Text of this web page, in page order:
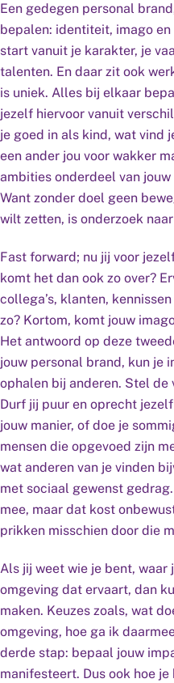
Een gedegen personal
bepalen: identiteit, imago
start vanuit je karakter, je
talenten. En daar zit ook
is uniek. Alles bij elkaar
jezelf hiervoor vanuit
je goed in als kind, wat vind
een ander jou voor wakker
ambities onderdeel van
Want zonder doel geen
wilt zetten, is onderzoek
Fast forward; nu jij voor
komt het dan ook zo over?
collega’s, klanten,
zo? Kortom, komt jouw
Het antwoord op deze
jouw personal brand, kun je
ophalen bij anderen. Stel de
Durf jij puur en oprecht
jouw manier, of doe je
mensen die opgevoed zijn
wat anderen van je vinden
met sociaal gewenst
mee, maar dat kost
prikken misschien door die
Als jij weet wie je bent, waar
omgeving dat ervaart, dan
maken. Keuzes zoals, wat
omgeving, hoe ga ik
derde stap: bepaal jouw
manifesteert. Dus ook hoe